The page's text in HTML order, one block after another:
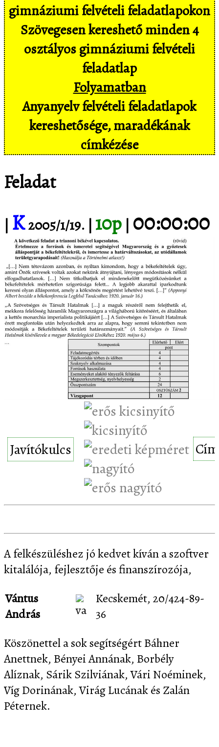
gimnáziumi felvételi feladatlapokon
Szövegesen kereshető minden 4
osztályos gimnáziumi felvételi
feladatlap
Folyamatban
Anyanyelv felvételi feladatlapok
kereshetősége, maradékának
címkézése
Feladat
| K2005/1/19. | 10p | 00:00:00
Javítókulcs
A felkészüléshez jó kedvet kíván a szoftver
kitalálója, fejlesztője és finanszírozója,
Vántus
András
Kecskemét, 20/424-89-
36
Köszönettel a sok segítségért Báhner
Anettnek, Bényei Annának, Borbély
Alíznak, Sárik Szilviának, Vári Noéminek,
Víg Dorinának, Virág Lucának és Zalán
Péternek.